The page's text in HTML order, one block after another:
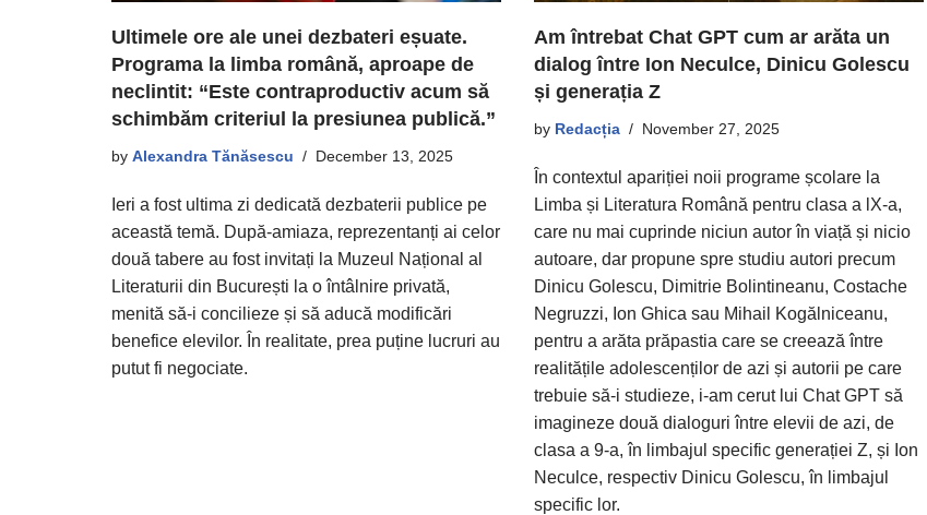
Ultimele ore ale unei dezbateri eșuate.
Programa la limba română, aproape de
neclintit: “Este contraproductiv acum să
schimbăm criteriul la presiunea publică.”
by Alexandra Tănăsescu December 13, 2025
Ieri a fost ultima zi dedicată dezbaterii publice pe
această temă. După-amiaza, reprezentanți ai celor
două tabere au fost invitați la Muzeul Național al
Literaturii din București la o întâlnire privată,
menită să-i concilieze și să aducă modificări
benefice elevilor. În realitate, prea puține lucruri au
putut fi negociate.
Am întrebat Chat GPT cum ar arăta un
dialog între Ion Neculce, Dinicu Golescu
și generația Z
by Redacția November 27, 2025
În contextul apariției noii programe școlare la
Limba și Literatura Română pentru clasa a lX-a,
care nu mai cuprinde niciun autor în viață și nicio
autoare, dar propune spre studiu autori precum
Dinicu Golescu, Dimitrie Bolintineanu, Costache
Negruzzi, Ion Ghica sau Mihail Kogălniceanu,
pentru a arăta prăpastia care se creează între
realitățile adolescenților de azi și autorii pe care
trebuie să-i studieze, i-am cerut lui Chat GPT să
imagineze două dialoguri între elevii de azi, de
clasa a 9-a, în limbajul specific generației Z, și Ion
Neculce, respectiv Dinicu Golescu, în limbajul
specific lor.